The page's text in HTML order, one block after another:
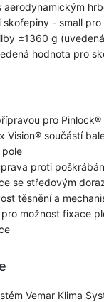
aerodynamickým
- small
±1360 g
hodnota pro
pro Pinlock®
Vision® součástí
pole
proti
se středovým
těsnění a
možnost fixace
Vemar Klima